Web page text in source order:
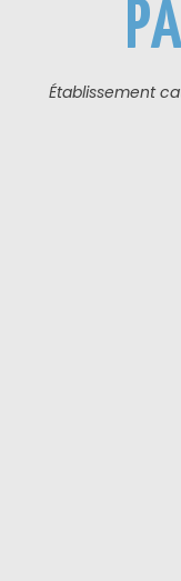
Établissement